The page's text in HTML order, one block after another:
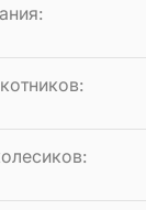
:
:
: